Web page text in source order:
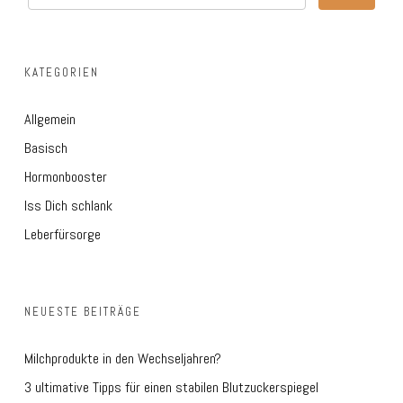
KATEGORIEN
Allgemein
Basisch
Hormonbooster
Iss Dich schlank
Leberfürsorge
NEUESTE BEITRÄGE
Milchprodukte in den Wechseljahren?
3 ultimative Tipps für einen stabilen Blutzuckerspiegel